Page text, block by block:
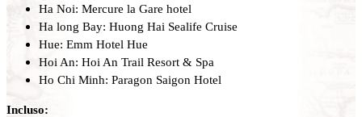
Ha Noi: Mercure la Gare hotel
Ha long Bay: Huong Hai Sealife Cruise
Hue: Emm Hotel Hue
Hoi An: Hoi An Trail Resort & Spa
Ho Chi Minh: Paragon Saigon Hotel
Incluso: